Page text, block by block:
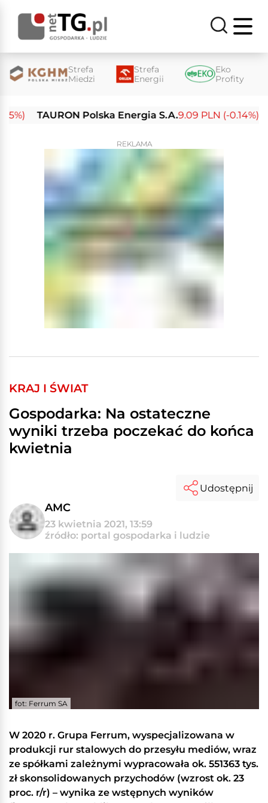
Strefa
Miedzi
Strefa
Energii
Eko
Profity
TAURON Polska Energia S.A.9.09 PLN (-0.14%)
REKLAMA
KRAJ I ŚWIAT
Gospodarka: Na ostateczne
wyniki trzeba poczekać do końca
kwietnia
AMC
23 kwietnia 2021, 13:59
źródło: portal gospodarka i ludzie
Udostępnij
fot: Ferrum SA
W 2020 r. Grupa Ferrum, wyspecjalizowana w
produkcji rur stalowych do przesyłu mediów, wraz
ze spółkami zależnymi wypracowała ok. 551363 tys.
zł skonsolidowanych przychodów (wzrost ok. 23
proc. r/r) – wynika ze wstępnych wyników